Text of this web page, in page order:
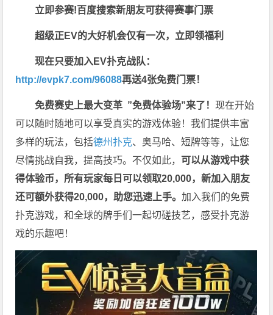
立即参赛!百度搜索新朋友可获得赛事门票
超级正EV的大好机会仅有一次，立即领福利
现在只要加入EV扑克战队：
http://evpk7.com/96088再送4张免费门票！
免费赛史上最大变革 ”免费体验场”来了！现在开始
可以随时随地可以享受真实的游戏体验！我们提供丰富
多样的玩法，包括德州扑克、奥马哈、短牌等等，让您
尽情挑战自我，提高技巧。不仅如此， 可以从游戏中获
得体验币，所有玩家每日可以领取20,000，新加入朋友
还可额外获得20,000，助您迅速上手。加入我们的免费
扑克游戏，和全球的牌手们一起切磋技艺，感受扑克游
戏的乐趣吧！